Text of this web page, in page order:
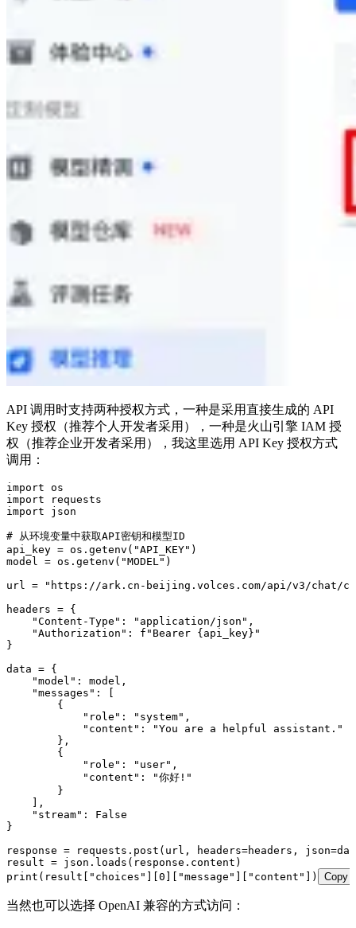
API 调用时支持两种授权方式，一种是采用直接生成的 API
Key 授权（推荐个人开发者采用），一种是火山引擎 IAM 授
权（推荐企业开发者采用），我这里选用 API Key 授权方式
调用：
import os
import requests
import json
# 从环境变量中获取API密钥和模型ID
api_key = os . getenv ( "API_KEY" )
model = os . getenv ( "MODEL" )
url = " https://ark.cn-beijing.volces.com/api/v3/chat/
headers = {
    "
Content-Type " : " application/json " ,
    "
Authorization " : f "Bearer { api_key} "
}
data = {
    "
model " : model ,
    "
messages " :
        {
            "
role " : " system" ,
            "
content " : "You are a helpful assistant. "
        },
        {
            "
role " : " user" ,
            "
content " : "你好! "
        }
,
    "
stream" :
False
}
response = requests . post ( url , headers=headers , json=
result = json . loads ( response.content )
print ( result " choices " 0 "message " " content " ) Copy
当然也可以选择 OpenAI 兼容的方式访问：